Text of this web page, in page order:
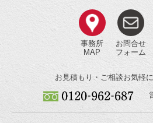
事務所
MAP
お問合せ
フォーム
お見積もり・ご相談お気軽